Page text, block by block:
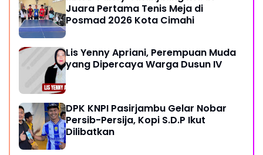
Juara Pertama Tenis Meja di
Posmad 2026 Kota Cimahi
Lis Yenny Apriani, Perempuan Muda
yang Dipercaya Warga Dusun IV
DPK KNPI Pasirjambu Gelar Nobar
Persib-Persija, Kopi S.D.P Ikut
Dilibatkan